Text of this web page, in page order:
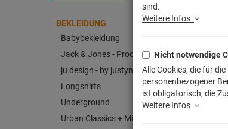
BEKLEIDUNG
Babybekleidung
Jack & Jones - Produkt
ju design - by justyna weitz
Longshirts
Underground
Urban Classics + Mister Tee
sind.
Weitere Infos
Nicht notwendige
Alle Cookies, die für
personenbezogener
ist obligatorisch, die
Weitere Infos